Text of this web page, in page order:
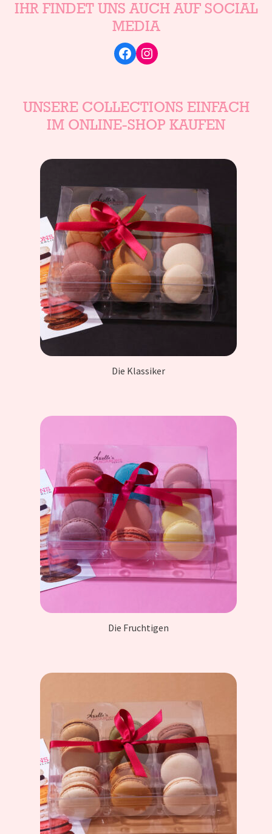
IHR FINDET UNS AUCH AUF SOCIAL
MEDIA
Facebook
Instagram
UNSERE COLLECTIONS EINFACH
IM ONLINE-SHOP KAUFEN
Die Klassiker
Die Fruchtigen